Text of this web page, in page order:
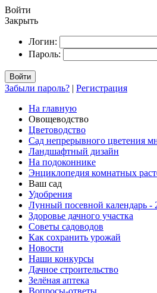
Войти
Закрыть
Логин:
Пароль:
Войти
Забыли пароль? | Регистрация
На главную
Овощеводство
Цветоводство
Сад непрерывного цветения
Ландшафтный дизайн
На подоконнике
Энциклопедия комнатных
Ваш сад
Удобрения
Лунный посевной календарь -
Здоровье дачного участка
Советы садоводов
Как сохранить урожай
Новости
Наши конкурсы
Дачное строительство
Зелёная аптека
Вопросы-ответы